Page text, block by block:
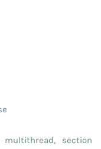
section